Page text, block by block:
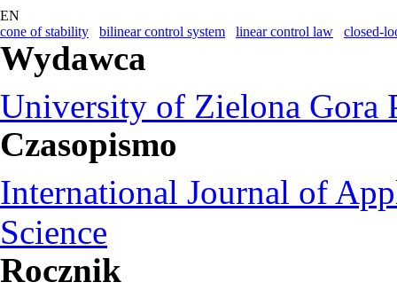
EN
cone of stability
bilinear control system linear control law closed-
Wydawca
University of Zielona Gora
Czasopismo
International Journal of
Science
Rocznik